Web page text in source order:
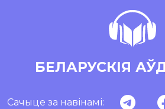
БЕЛАРУСКІЯ
Сачыце за навінамі: